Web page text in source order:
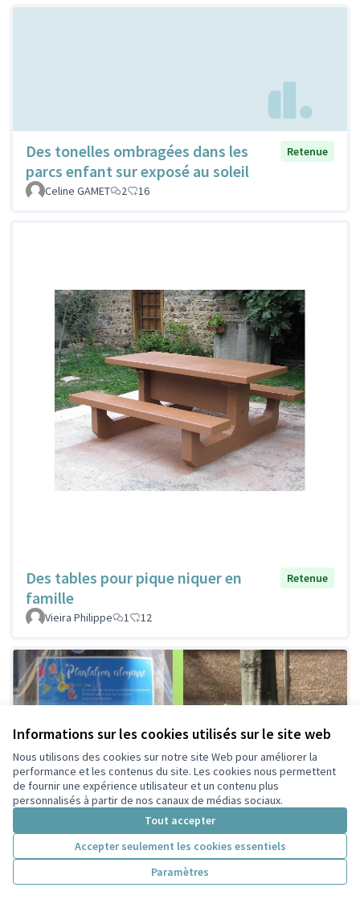
Informations sur les cookies utilisés sur le site web
Nous utilisons des cookies sur notre site Web pour améliorer la
performance et les contenus du site. Les cookies nous permettent
de fournir une expérience utilisateur et un contenu plus
personnalisés à partir de nos canaux de médias sociaux.
Tout accepter
Accepter seulement les cookies essentiels
Paramètres
Des tonelles ombragées dans les
parcs enfant sur exposé au soleil
Retenue
Celine GAMET 2 16
Des tables pour pique niquer en
famille
Retenue
Vieira Philippe 1 12